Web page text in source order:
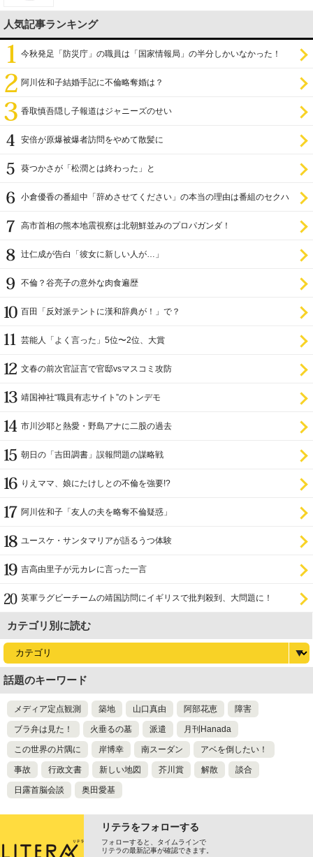
人気記事ランキング
今秋発足「防災庁」の職員は「国家情報局」の半分しかいなかった！
阿川佐和子結婚手記に不倫略奪婚は？
香取慎吾隠し子報道はジャニーズのせい
安倍が原爆被爆者訪問をやめて散髪に
葵つかさが「松潤とは終わった」と
小倉優香の番組中「辞めさせてください」の本当の理由は番組のセクハ
高市首相の熊本地震視察は北朝鮮並みのプロパガンダ！
辻仁成が告白「彼女に新しい人が…」
不倫？谷亮子の意外な肉食遍歴
百田「反対派テントに漢和辞典が！」で？
芸能人「よく言った」5位〜2位、大賞
文春の前次官証言で官邸vsマスコミ攻防
靖国神社“職員有志サイト”のトンデモ
市川沙耶と熱愛・野島アナに二股の過去
朝日の「吉田調書」誤報問題の謀略戦
りえママ、娘にたけしとの不倫を強要!?
阿川佐和子「友人の夫を略奪不倫疑惑」
ユースケ・サンタマリアが語るうつ体験
吉高由里子が元カレに言った一言
英軍ラグビーチームの靖国訪問にイギリスで批判殺到、大問題に！
カテゴリ別に読む
話題のキーワード
メディア定点観測 築地 山口真由 阿部花恵 障害
ブラ弁は見た！ 火垂るの墓 派遣 月刊Hanada
この世界の片隅に 岸博幸 南スーダン アベを倒したい！
事故 行政文書 新しい地図 芥川賞 解散 談合
日露首脳会談 奥田愛基
リテラをフォローする
フォローすると、タイムラインで
リテラの最新記事が確認できます。